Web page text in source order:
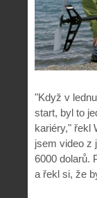
"Když v
start, byl to
kariéry," řekl
jsem video z
6000 dolarů.
a řekl si, že